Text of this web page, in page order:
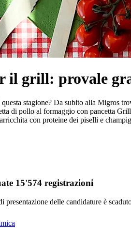
il grill: provale
stagione? Da subito alla Migros
di pollo al formaggio con pancetta
con proteine dei piselli e
15'574 registrazioni
presentazione delle candidature è